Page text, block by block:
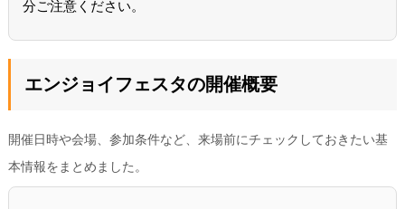
分ご注意ください。
エンジョイフェスタの開催概要
開催日時や会場、参加条件など、来場前にチェックしておきたい基
本情報をまとめました。